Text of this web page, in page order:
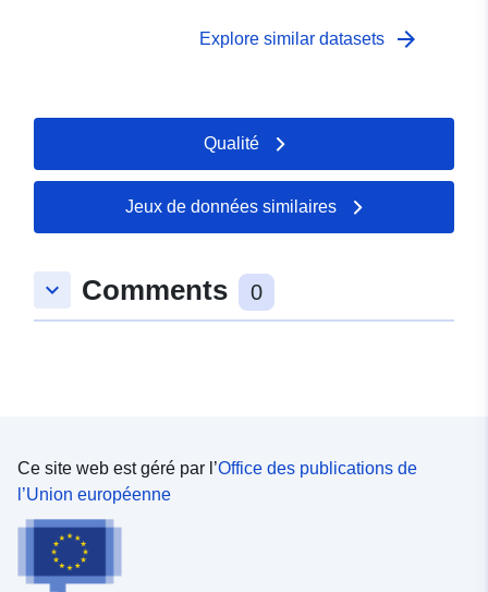
les individus en Suisse mais également dans leurs
Explore similar datasets arrow_forward
Qualité
Jeux de données similaires
keyboard_arrow_down Comments 0
Ce site web est géré par l’Office des publications de
l’Union européenne